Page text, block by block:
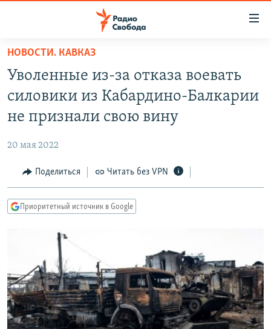
упрощенного
доступа
основному
Вернутся
Вернутся
МНЕНИЯ
КУЛЬТУРА
КАВКАЗ.РЕАЛИИ
СЕВЕР.РЕАЛИИ
СИБИРЬ.РЕАЛИИ
РАСПИСАНИЕ ВЕЩАНИЯ
ПОДПИШИТЕСЬ НА РАССЫЛКУ
НОВОСТИ. КАВКАЗ
Уволенные из-за отказа воевать
силовики из Кабардино-Балкарии
не признали свою вину
20 мая 2022
Поделиться Читать без VPN
Приоритетный источник в Google